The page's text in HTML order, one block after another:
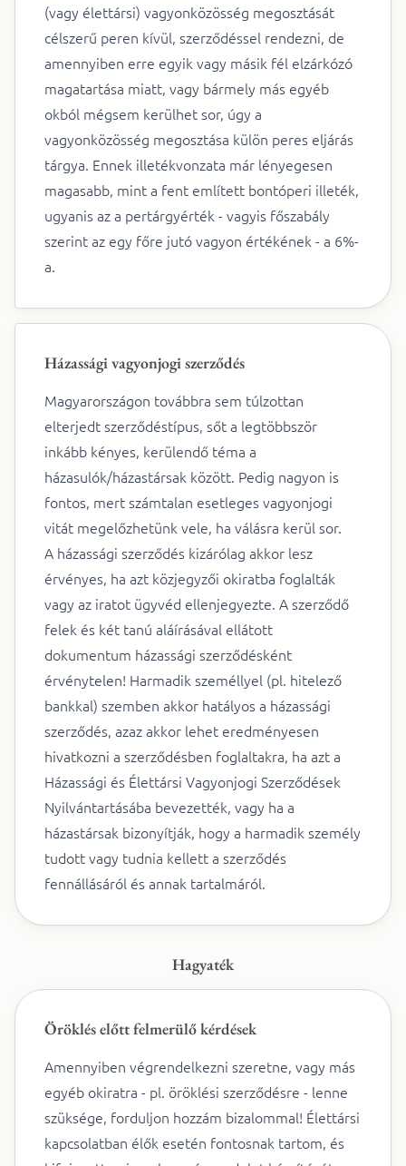
(vagy élettársi) vagyonközösség megosztását
célszerű peren kívül, szerződéssel rendezni, de
amennyiben erre egyik vagy másik fél elzárkózó
magatartása miatt, vagy bármely más egyéb
okból mégsem kerülhet sor, úgy a
vagyonközösség megosztása külön peres eljárás
tárgya. Ennek illetékvonzata már lényegesen
magasabb, mint a fent említett bontóperi illeték,
ugyanis az a pertárgyérték - vagyis főszabály
szerint az egy főre jutó vagyon értékének - a 6%-
a.
Házassági vagyonjogi szerződés
Magyarországon továbbra sem túlzottan
elterjedt szerződéstípus, sőt a legtöbbször
inkább kényes, kerülendő téma a
házasulók/házastársak között. Pedig nagyon is
fontos, mert számtalan esetleges vagyonjogi
vitát megelőzhetünk vele, ha válásra kerül sor.
A házassági szerződés kizárólag akkor lesz
érvényes, ha azt közjegyzői okiratba foglalták
vagy az iratot ügyvéd ellenjegyezte. A szerződő
felek és két tanú aláírásával ellátott
dokumentum házassági szerződésként
érvénytelen! Harmadik személlyel (pl. hitelező
bankkal) szemben akkor hatályos a házassági
szerződés, azaz akkor lehet eredményesen
hivatkozni a szerződésben foglaltakra, ha azt a
Házassági és Élettársi Vagyonjogi Szerződések
Nyilvántartásába bevezették, vagy ha a
házastársak bizonyítják, hogy a harmadik személy
tudott vagy tudnia kellett a szerződés
fennállásáról és annak tartalmáról.
Hagyaték
Öröklés előtt felmerülő kérdések
Amennyiben végrendelkezni szeretne, vagy más
egyéb okiratra - pl. öröklési szerződésre - lenne
szüksége, forduljon hozzám bizalommal! Élettársi
kapcsolatban élők esetén fontosnak tartom, és